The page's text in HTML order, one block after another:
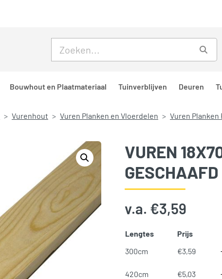
Bouwhout en Plaatmateriaal Tuinverblijven Deuren
Vurenhout Vuren Planken en Vloerdelen
Vuren Planken
VUREN
GESCHAAFD
v.a. €3,59
Lengtes Prijs
300cm
€3,59
420cm €5,03